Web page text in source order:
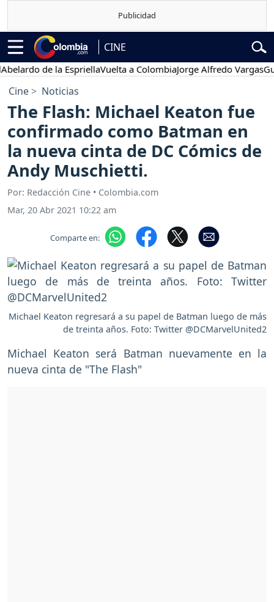
CINE
de la EspriellaVuelta a ColombiaJorge Alfredo Vargas
Cine Noticias
The Flash: Michael Keaton fue
confirmado como Batman en
la nueva cinta de DC Cómics de
Andy Muschietti.
Por: Redacción Cine • Colombia.com
Mar, 20 Abr 2021 10:22 am
Comparte en:
Michael Keaton regresará a su papel de Batman luego de más
de treinta años. Foto: Twitter @DCMarvelUnited2
Michael Keaton será Batman nuevamente en la
nueva cinta de "The Flash"